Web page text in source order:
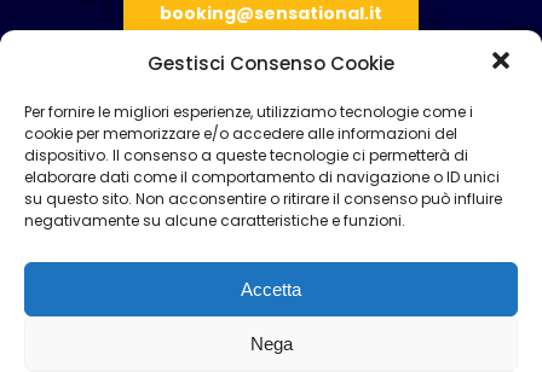
Gestisci Consenso Cookie
Per fornire le migliori esperienze, utilizziamo tecnologie come i
cookie per memorizzare e/o accedere alle informazioni del
dispositivo. Il consenso a queste tecnologie ci permetterà di
elaborare dati come il comportamento di navigazione o ID unici
su questo sito. Non acconsentire o ritirare il consenso può influire
negativamente su alcune caratteristiche e funzioni.
Accetta
Nega
booking@sensational.it
Privacy Policy